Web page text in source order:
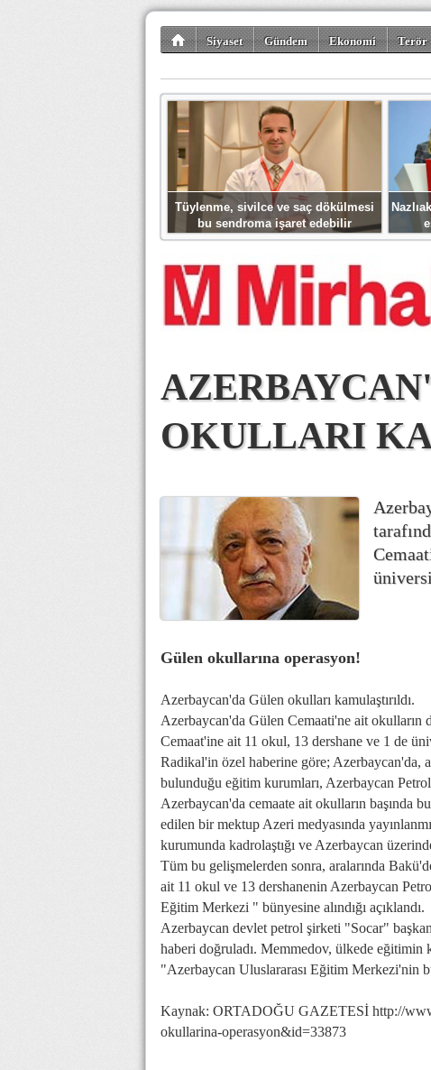
Siyaset Gündem Ekonomi Terör
Tüylenme, sivilce ve saç dökülmesi
bu sendroma işaret edebilir
OKULLARI
Gülen okullarına operasyon!
Azerbaycan'da Gülen okulları kamulaştırıldı.
Azerbaycan'da Gülen Cemaati'ne ait okulların
Cemaat'ine ait 11 okul, 13 dershane ve 1 de
Radikal'in özel haberine göre; Azerbaycan'da,
bulunduğu eğitim kurumları, Azerbaycan
Azerbaycan'da cemaate ait okulların başında
edilen bir mektup Azeri medyasında
kurumunda kadrolaştığı ve Azerbaycan
Tüm bu gelişmelerden sonra, aralarında
ait 11 okul ve 13 dershanenin Azerbaycan
Eğitim Merkezi " bünyesine alındığı açıklandı.
Azerbaycan devlet petrol şirketi "Socar"
haberi doğruladı. Memmedov, ülkede
"Azerbaycan Uluslararası Eğitim Merkezi'nin
Kaynak: ORTADOĞU GAZETESİ http://
okullarina-operasyon&id=33873